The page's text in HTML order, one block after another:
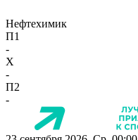
Нефтехимик
П1
-
X
-
П2
-